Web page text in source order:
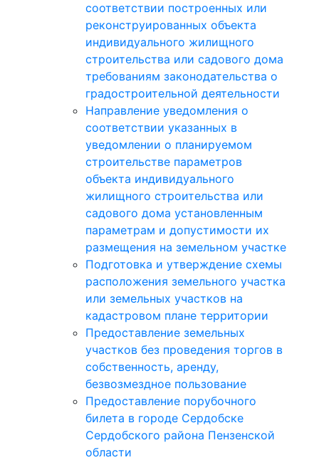
соответствии построенных или
реконструированных объекта
индивидуального жилищного
строительства или садового дома
требованиям законодательства о
градостроительной деятельности
Направление уведомления о
соответствии указанных в
уведомлении о планируемом
строительстве параметров
объекта индивидуального
жилищного строительства или
садового дома установленным
параметрам и допустимости их
размещения на земельном участке
Подготовка и утверждение схемы
расположения земельного участка
или земельных участков на
кадастровом плане территории
Предоставление земельных
участков без проведения торгов в
собственность, аренду,
безвозмездное пользование
Предоставление порубочного
билета в городе Сердобске
Сердобского района Пензенской
области